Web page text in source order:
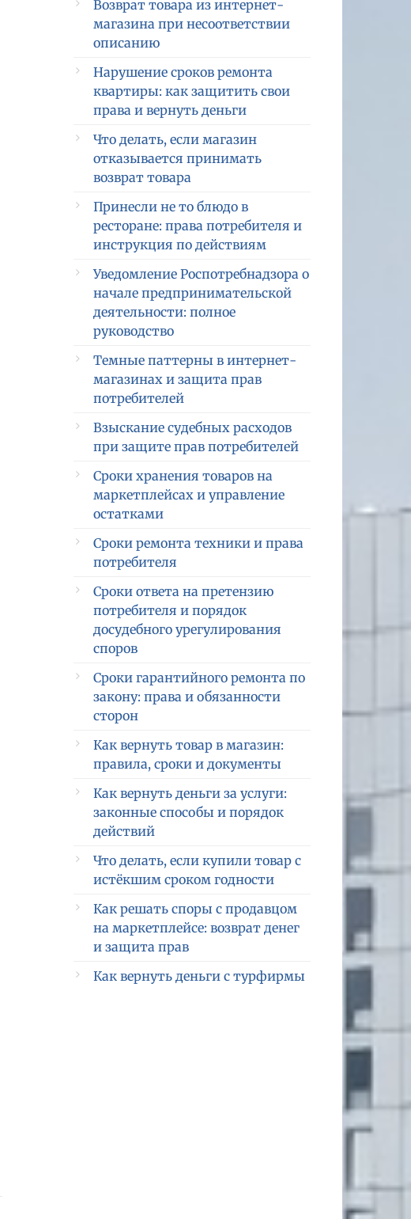
Возврат товара из интернет-
магазина при несоответствии
описанию
Нарушение сроков ремонта
квартиры: как защитить свои
права и вернуть деньги
Что делать, если магазин
отказывается принимать
возврат товара
Принесли не то блюдо в
ресторане: права потребителя и
инструкция по действиям
Уведомление Роспотребнадзора о
начале предпринимательской
деятельности: полное
руководство
Темные паттерны в интернет-
магазинах и защита прав
потребителей
Взыскание судебных расходов
при защите прав потребителей
Сроки хранения товаров на
маркетплейсах и управление
остатками
Сроки ремонта техники и права
потребителя
Сроки ответа на претензию
потребителя и порядок
досудебного урегулирования
споров
Сроки гарантийного ремонта по
закону: права и обязанности
сторон
Как вернуть товар в магазин:
правила, сроки и документы
Как вернуть деньги за услуги:
законные способы и порядок
действий
Что делать, если купили товар с
истёкшим сроком годности
Как решать споры с продавцом
на маркетплейсе: возврат денег
и защита прав
Как вернуть деньги с турфирмы